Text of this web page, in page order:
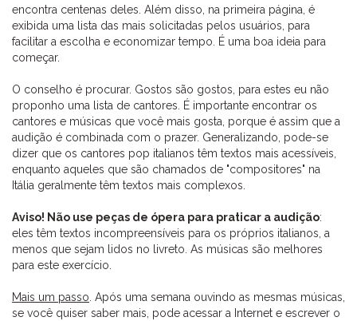
encontra centenas deles. Além disso, na primeira página, é
exibida uma lista das mais solicitadas pelos usuários, para
facilitar a escolha e economizar tempo. É uma boa ideia para
começar.
O conselho é procurar. Gostos são gostos, para estes eu não
proponho uma lista de cantores. É importante encontrar os
cantores e músicas que você mais gosta, porque é assim que a
audição é combinada com o prazer. Generalizando, pode-se
dizer que os cantores pop italianos têm textos mais acessíveis,
enquanto aqueles que são chamados de "compositores" na
Itália geralmente têm textos mais complexos.
Aviso! Não use peças de ópera para praticar a audição:
eles têm textos incompreensíveis para os próprios italianos, a
menos que sejam lidos no livreto. As músicas são melhores
para este exercício.
Mais um passo . Após uma semana ouvindo as mesmas músicas,
se você quiser saber mais, pode acessar a Internet e escrever o